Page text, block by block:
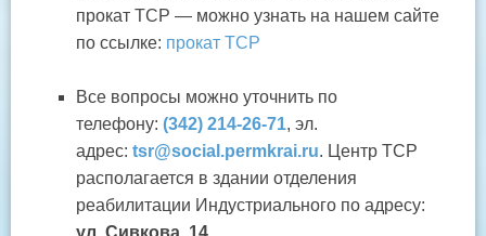
прокат ТСР — можно узнать на нашем сайте
по ссылке: прокат ТСР
Все вопросы можно уточнить по
телефону: (342) 214-26-71, эл.
адрес: tsr@social.permkrai.ru. Центр ТСР
располагается в здании отделения
реабилитации Индустриального по адресу: